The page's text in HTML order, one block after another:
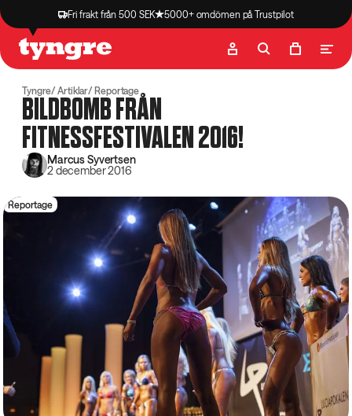
Fri frakt från 500 SEK 5000+ omdömen på Trustpilot
Butik Recept
Tyngre Artiklar Reportage
BILDBOMB FRÅN
FITNESSFESTIVALEN 2016!
Marcus Syvertsen
2 december 2016
Reportage